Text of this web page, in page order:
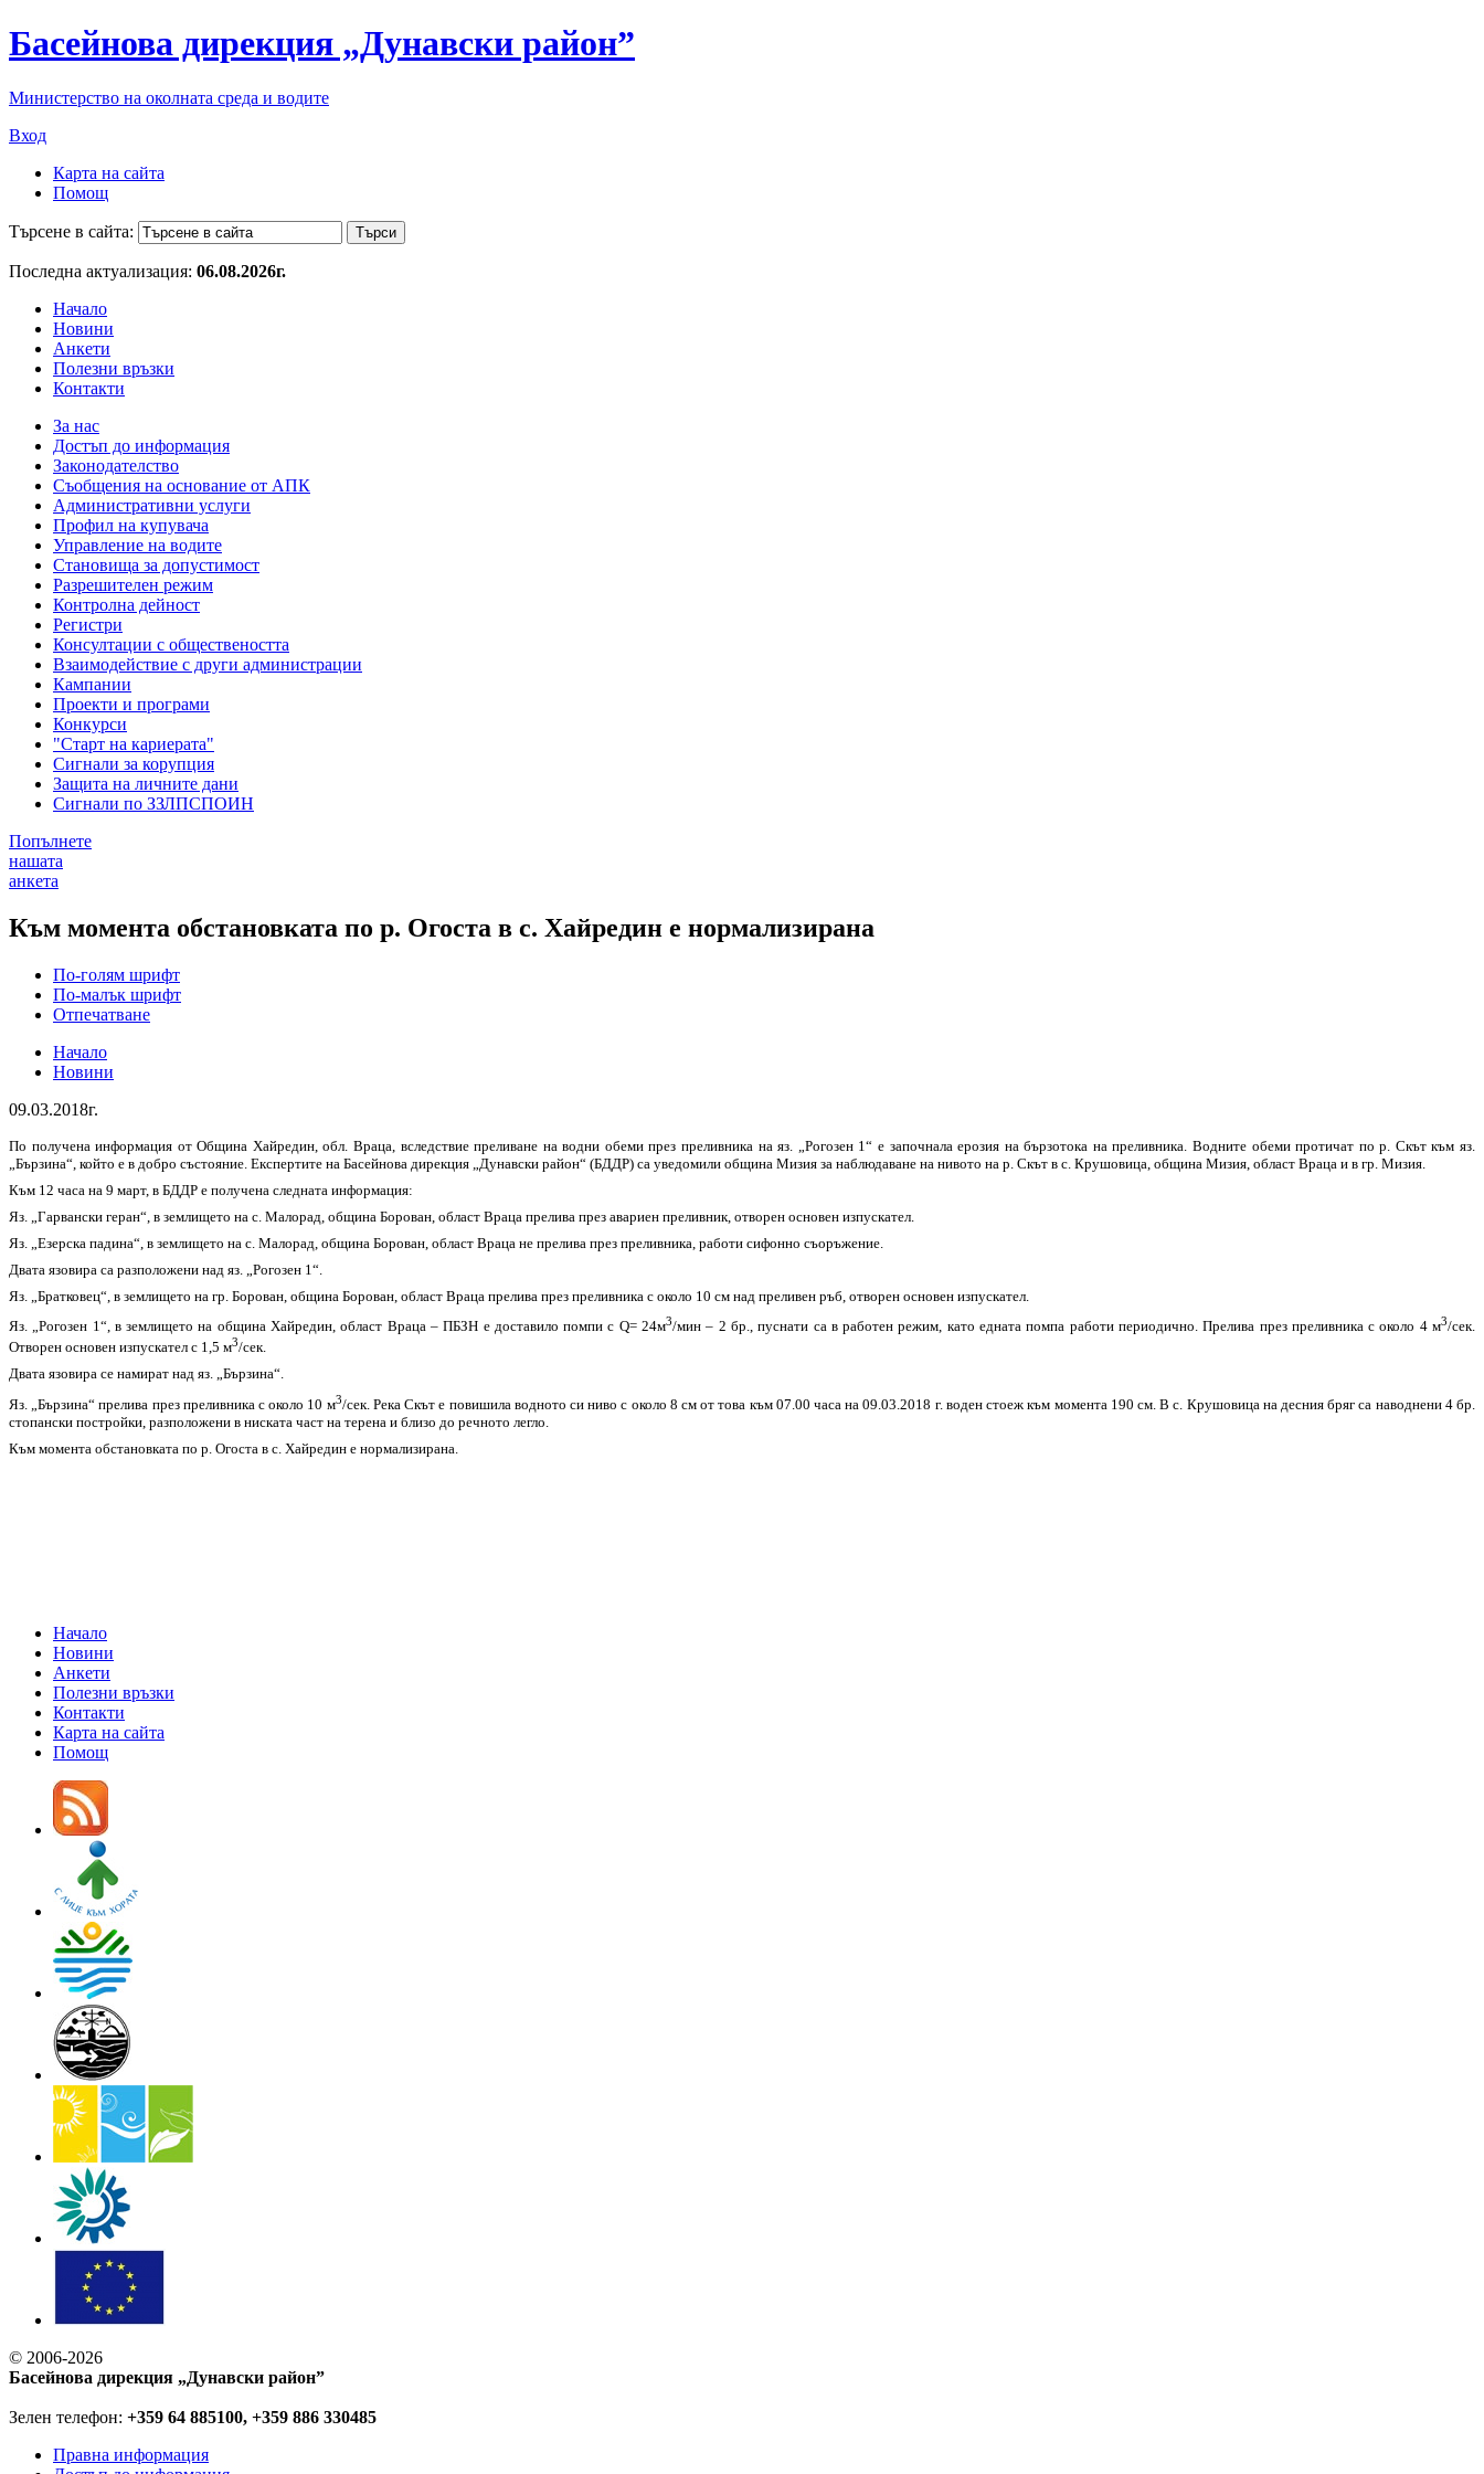
Басейнова дирекция „Дунавски район”
Министерство на околната среда и водите
Вход
Карта на сайта
Помощ
Търсене в сайта:
Последна актуализация: 06.08.2026г.
Начало
Новини
Анкети
Полезни връзки
Контакти
За нас
Достъп до информация
Законодателство
Съобщения на основание от АПК
Административни услуги
Профил на купувача
Управление на водите
Становища за допустимост
Разрешителен режим
Контролна дейност
Регистри
Консултации с обществеността
Взаимодействие с други администрации
Кампании
Проекти и програми
Конкурси
"Старт на кариерата"
Сигнали за корупция
Защита на личните дани
Сигнали по ЗЗЛПСПОИН
Попълнете
нашата
анкета
Към момента обстановката по р. Огоста в с. Хайредин е нормализирана
По-голям шрифт
По-малък шрифт
Отпечатване
Начало
Новини
09.03.2018г.
По получена информация от Община Хайредин, обл. Враца, вследствие преливане на водни обеми през преливника на яз. „Рогозен 1“ е започнала ерозия на бързотока на преливника. Водните обеми протичат по р. Скът към яз.
„Бързина“, който е в добро състояние. Експертите на Басейнова дирекция „Дунавски район“ (БДДР) са уведомили община Мизия за наблюдаване на нивото на р. Скът в с. Крушовица, община Мизия, област Враца и в гр. Мизия.
Към 12 часа на 9 март, в БДДР е получена следната информация:
Яз. „Гарвански геран“, в землището на с. Малорад, община Борован, област Враца прелива през авариен преливник, отворен основен изпускател.
Яз. „Езерска падина“, в землището на с. Малорад, община Борован, област Враца не прелива през преливника, работи сифонно съоръжение.
Двата язовира са разположени над яз. „Рогозен 1“.
Яз. „Братковец“, в землището на гр. Борован, община Борован, област Враца прелива през преливника с около 10 см над преливен ръб, отворен основен изпускател.
Яз. „Рогозен 1“, в землището на община Хайредин, област Враца – ПБЗН е доставило помпи с Q= 24м3/мин – 2 бр., пуснати са в работен режим, като едната помпа работи периодично. Прелива през преливника с около 4 м3/сек.
Отворен основен изпускател с 1,5 м3/сек.
Двата язовира се намират над яз. „Бързина“.
Яз. „Бързина“ прелива през преливника с около 10 м3/сек. Река Скът е повишила водното си ниво с около 8 см от това към 07.00 часа на 09.03.2018 г. воден стоеж към момента 190 см. В с. Крушовица на десния бряг са наводнени 4 бр.
стопански постройки, разположени в ниската част на терена и близо до речното легло.
Към момента обстановката по р. Огоста в с. Хайредин е нормализирана.
Начало
Новини
Анкети
Полезни връзки
Контакти
Карта на сайта
Помощ
© 2006-2026
Басейнова дирекция „Дунавски район”
Зелен телефон: +359 64 885100, +359 886 330485
Правна информация